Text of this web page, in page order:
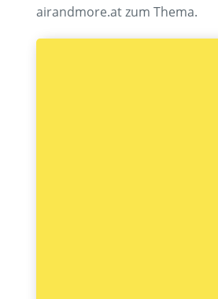
airandmore.at zum Thema.